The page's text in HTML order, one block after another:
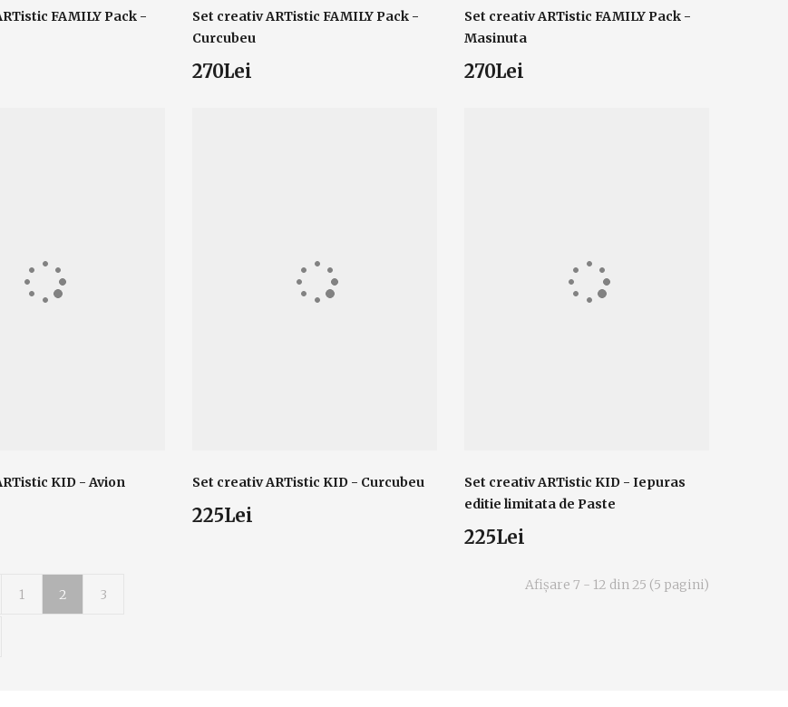
FAMILY Pack -
Set creativ ARTistic FAMILY Pack -
Curcubeu
270Lei
Set creativ ARTistic FAMILY Pack -
Masinuta
270Lei
KID - Avion Set creativ ARTistic KID - Curcubeu
225Lei
Set creativ ARTistic KID - Iepuras
editie limitata de Paste
225Lei
1 2 3
Afişare 7 - 12 din 25 (5 pagini)